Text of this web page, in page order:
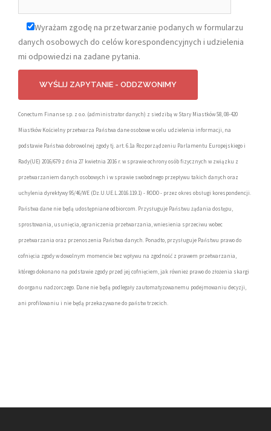
Wyrażam zgodę na przetwarzanie podanych w formularzu
danych osobowych do celów korespondencyjnych i udzielenia
mi odpowiedzi na zadane pytania.
Conectum Finanse sp. z o.o. (administrator danych) z siedzibą w Stary Miastków 58, 08-420
Miastków Kościelny przetwarza Państwa dane osobowe w celu udzielenia informacji, na
podstawie Państwa dobrowolnej zgody tj. art. 6.1a Rozporządzeniu Parlamentu Europejskiego i
Rady(UE) 2016/679 z dnia 27 kwietnia 2016 r. w sprawie ochrony osób fizycznych w związku z
przetwarzaniem danych osobowych i w sprawie swobodnego przepływu takich danych oraz
uchylenia dyrektywy 95/46/WE (Dz.U.UE.L.2016.119.1) - RODO - przez okres obsługi korespondencji.
Państwa dane nie będą udostępniane odbiorcom. Przysługuje Państwu żądania dostępu,
sprostowania, usunięcia, ograniczenia przetwarzania, wniesienia sprzeciwu wobec
przetwarzania oraz przenoszenia Państwa danych. Ponadto, przysługuje Państwu prawo do
cofnięcia zgody w dowolnym momencie bez wpływu na zgodność z prawem przetwarzania,
którego dokonano na podstawie zgody przed jej cofnięciem, jak również prawo do złożenia skargi
do organu nadzorczego. Dane nie będą podlegały zautomatyzowanemu podejmowaniu decyzji,
ani profilowaniu i nie będą przekazywane do państw trzecich.